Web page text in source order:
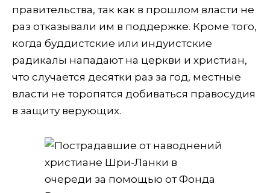
правительства, так как в прошлом власти не
раз отказывали им в поддержке. Кроме того,
когда буддистские или индуистские
радикалы нападают на церкви и христиан,
что случается десятки раз за год, местные
власти не торопятся добиваться правосудия
в защиту верующих.